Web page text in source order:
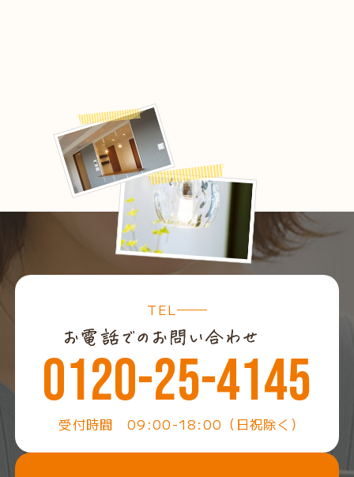
TEL
0120-25-4145
受付時間 09:00-18:00（日祝除く）